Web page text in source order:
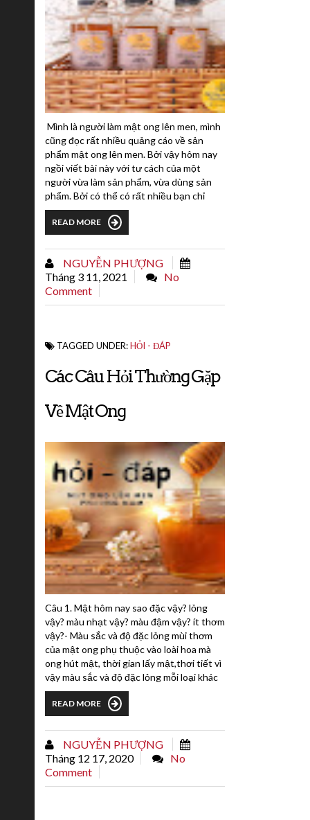
Mình là người làm mật ong lên men, mình
cũng đọc rất nhiều quảng cáo về sản
phẩm mật ong lên men. Bởi vậy hôm nay
ngồi viết bài này với tư cách của một
người vừa làm sản phẩm, vừa dùng sản
phẩm. Bởi có thể có rất nhiều bạn chỉ
nghe và tin mù quáng thì sẽ thật lợi bất
cập hại.Có phát biểu rằng: "Mật Ong Lên
Men giúp cải lão hoàn đồng, giúp già
thành trẻ, giúp người có bệnh thành
người khỏe mạnh, người xấu thành
đẹp"Mật ong lên...
READ MORE
NGUYỄN PHƯỢNG
Tháng 3 11, 2021
No
Comment
TAGGED UNDER:HỎI - ĐÁP
Các Câu Hỏi Thường Gặp
Về Mật Ong
Câu 1. Mật hôm nay sao đặc vậy? lỏng
vậy? màu nhạt vậy? màu đậm vậy? ít thơm
vậy?- Màu sắc và độ đặc lỏng mùi thơm
của mật ong phụ thuộc vào loài hoa mà
ong hút mật, thời gian lấy mật,thơi tiết vì
vậy màu sắc và độ đặc lỏng mỗi loại khác
nhau. Nhưng chất lượng và mùi vị không
ảnh hưởng, nếm thử mật có vị thơm,
ngon, thanh nhẹ thì đó là mật tốt. Ví dụ:
Mật ong hoa café thì màu sáng hơn và
đặc hơn so với mật...
READ MORE
NGUYỄN PHƯỢNG
Tháng 12 17, 2020
No
Comment